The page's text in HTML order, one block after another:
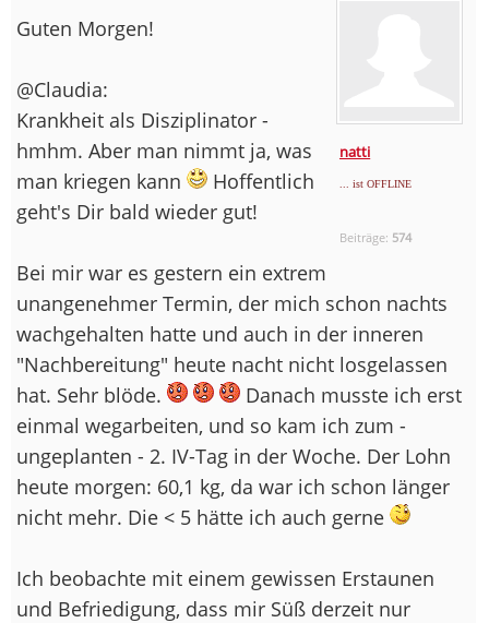
natti
... ist OFFLINE
Beiträge: 574
Guten Morgen!
@Claudia:
Krankheit als Disziplinator -
hmhm. Aber man nimmt ja, was
man kriegen kann
Hoffentlich
geht's Dir bald wieder gut!
Bei mir war es gestern ein extrem
unangenehmer Termin, der mich schon nachts
wachgehalten hatte und auch in der inneren
"Nachbereitung" heute nacht nicht losgelassen
hat. Sehr blöde.
Danach musste ich erst
einmal wegarbeiten, und so kam ich zum -
ungeplanten - 2. IV-Tag in der Woche. Der Lohn
heute morgen: 60,1 kg, da war ich schon länger
nicht mehr. Die < 5 hätte ich auch gerne
Ich beobachte mit einem gewissen Erstaunen
und Befriedigung, dass mir Süß derzeit nur